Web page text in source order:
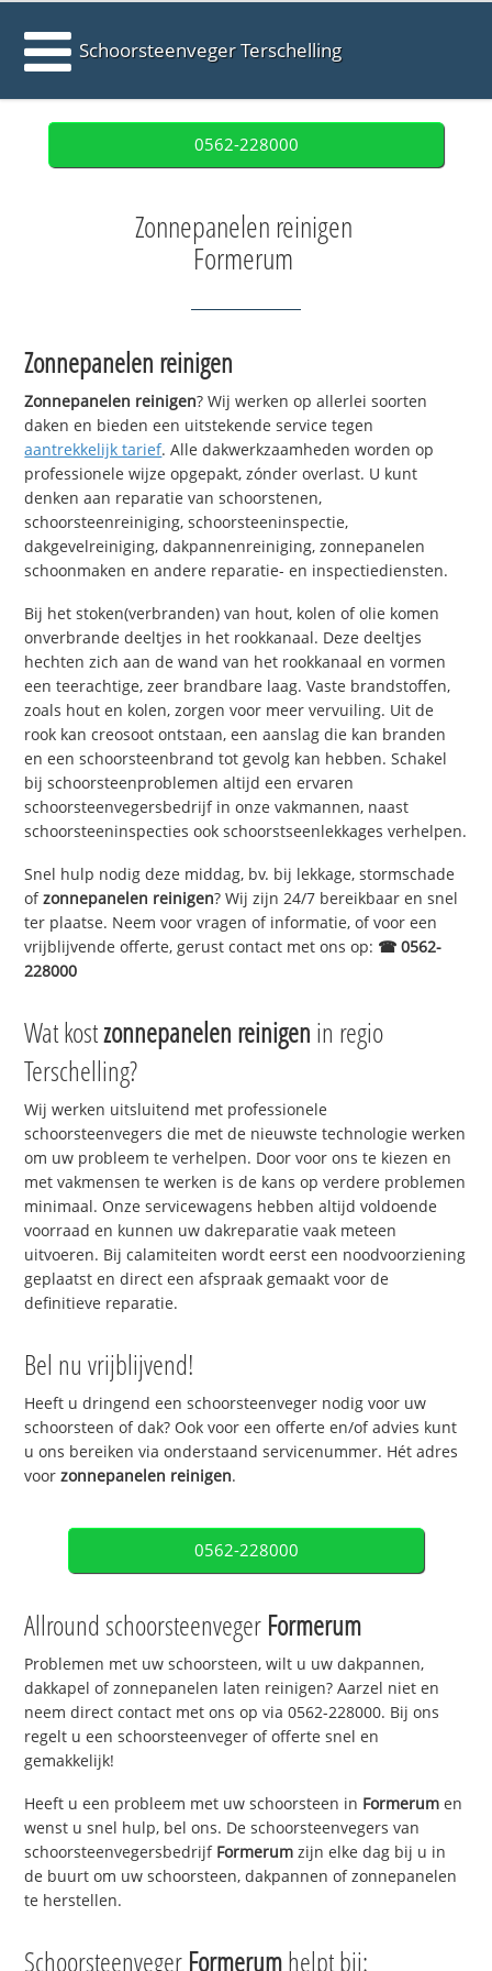
Schoorsteenveger Terschelling
0562-228000
Zonnepanelen reinigen
Formerum
Zonnepanelen reinigen
Zonnepanelen reinigen? Wij werken op allerlei soorten
daken en bieden een uitstekende service tegen
aantrekkelijk tarief. Alle dakwerkzaamheden worden op
professionele wijze opgepakt, zónder overlast. U kunt
denken aan reparatie van schoorstenen,
schoorsteenreiniging, schoorsteeninspectie,
dakgevelreiniging, dakpannenreiniging, zonnepanelen
schoonmaken en andere reparatie- en inspectiediensten.
Bij het stoken(verbranden) van hout, kolen of olie komen
onverbrande deeltjes in het rookkanaal. Deze deeltjes
hechten zich aan de wand van het rookkanaal en vormen
een teerachtige, zeer brandbare laag. Vaste brandstoffen,
zoals hout en kolen, zorgen voor meer vervuiling. Uit de
rook kan creosoot ontstaan, een aanslag die kan branden
en een schoorsteenbrand tot gevolg kan hebben. Schakel
bij schoorsteenproblemen altijd een ervaren
schoorsteenvegersbedrijf in onze vakmannen, naast
schoorsteeninspecties ook schoorstseenlekkages verhelpen.
Snel hulp nodig deze middag, bv. bij lekkage, stormschade
ofzonnepanelen reinigen? Wij zijn 24/7 bereikbaar en snel
ter plaatse. Neem voor vragen of informatie, of voor een
vrijblijvende offerte, gerust contact met ons op: ☎ 0562-
228000
Wat kostzonnepanelen reinigen in regio
Terschelling?
Wij werken uitsluitend met professionele
schoorsteenvegers die met de nieuwste technologie werken
om uw probleem te verhelpen. Door voor ons te kiezen en
met vakmensen te werken is de kans op verdere problemen
minimaal. Onze servicewagens hebben altijd voldoende
voorraad en kunnen uw dakreparatie vaak meteen
uitvoeren. Bij calamiteiten wordt eerst een noodvoorziening
geplaatst en direct een afspraak gemaakt voor de
definitieve reparatie.
Bel nu vrijblijvend!
Heeft u dringend een schoorsteenveger nodig voor uw
schoorsteen of dak? Ook voor een offerte en/of advies kunt
u ons bereiken via onderstaand servicenummer. Hét adres
voorzonnepanelen reinigen.
0562-228000
Allround schoorsteenveger Formerum
Problemen met uw schoorsteen, wilt u uw dakpannen,
dakkapel of zonnepanelen laten reinigen? Aarzel niet en
neem direct contact met ons op via 0562-228000. Bij ons
regelt u een schoorsteenveger of offerte snel en
gemakkelijk!
Heeft u een probleem met uw schoorsteen in Formerum en
wenst u snel hulp, bel ons. De schoorsteenvegers van
schoorsteenvegersbedrijf Formerum zijn elke dag bij u in
de buurt om uw schoorsteen, dakpannen of zonnepanelen
te herstellen.
Schoorsteenveger Formerumhelpt bij: